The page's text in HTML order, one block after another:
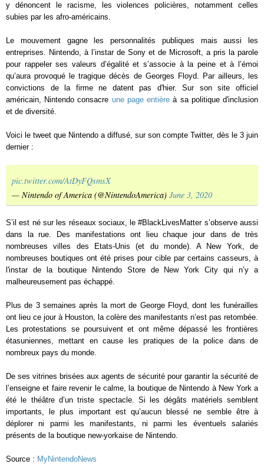
y dénoncent le racisme, les violences policières, notamment celles
subies par les afro-américains.
Le mouvement gagne les personnalités publiques mais aussi les
entreprises. Nintendo, à l’instar de Sony et de Microsoft, a pris la parole
pour rappeler ses valeurs d’égalité et s’associe à la peine et à l’émoi
qu’aura provoqué le tragique décès de Georges Floyd. Par ailleurs, les
convictions de la firme ne datent pas d'hier. Sur son site officiel
américain, Nintendo consacre une page entière à sa politique d'inclusion
et de diversité.
Voici le tweet que Nintendo a diffusé, sur son compte Twitter, dès le 3 juin
dernier :
pic.twitter.com/AtDyFQsmsX
— Nintendo of America (@NintendoAmerica) June 3, 2020
S’il est né sur les réseaux sociaux, le #BlackLivesMatter s’observe aussi
dans la rue. Des manifestations ont lieu chaque jour dans de très
nombreuses villes des Etats-Unis (et du monde). A New York, de
nombreuses boutiques ont été prises pour cible par certains casseurs, à
l'instar de la boutique Nintendo Store de New York City qui n’y a
malheureusement pas échappé.
Plus de 3 semaines après la mort de George Floyd, dont les funérailles
ont lieu ce jour à Houston, la colère des manifestants n’est pas retombée.
Les protestations se poursuivent et ont même dépassé les frontières
étasuniennes, mettant en cause les pratiques de la police dans de
nombreux pays du monde.
De ses vitrines brisées aux agents de sécurité pour garantir la sécurité de
l’enseigne et faire revenir le calme, la boutique de Nintendo à New York a
été le théâtre d’un triste spectacle. Si les dégâts matériels semblent
importants, le plus important est qu’aucun blessé ne semble être à
déplorer ni parmi les manifestants, ni parmi les éventuels salariés
présents de la boutique new-yorkaise de Nintendo.
Source : MyNintendoNews